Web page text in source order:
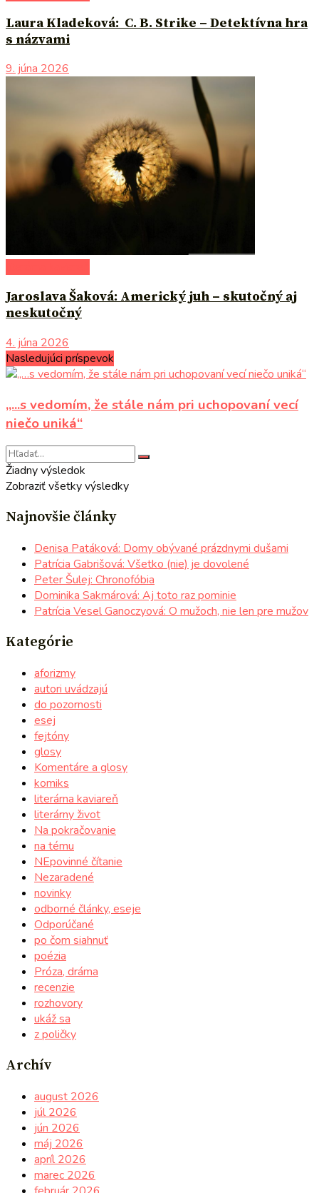
Laura Kladeková: C. B. Strike – Detektívna hra
s názvami
9. júna 2026
Jaroslava Šaková: Americký juh – skutočný aj
neskutočný
4. júna 2026
Nasledujúci príspevok
„...s vedomím, že stále nám pri uchopovaní vecí
niečo uniká“
Žiadny výsledok
Zobraziť všetky výsledky
Najnovšie články
Denisa Patáková: Domy obývané prázdnymi dušami
Patrícia Gabrišová: Všetko (nie) je dovolené
Peter Šulej: Chronofóbia
Dominika Sakmárová: Aj toto raz pominie
Patrícia Vesel Ganoczyová: O mužoch, nie len pre mužov
Kategórie
aforizmy
autori uvádzajú
do pozornosti
esej
fejtóny
glosy
Komentáre a glosy
komiks
literárna kaviareň
literárny život
Na pokračovanie
na tému
NEpovinné čítanie
Nezaradené
novinky
odborné články, eseje
Odporúčané
po čom siahnuť
poézia
Próza, dráma
recenzie
rozhovory
ukáž sa
z poličky
Archív
august 2026
júl 2026
jún 2026
máj 2026
apríl 2026
marec 2026